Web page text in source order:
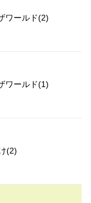
ワールド(2)
ワールド(1)
(2)